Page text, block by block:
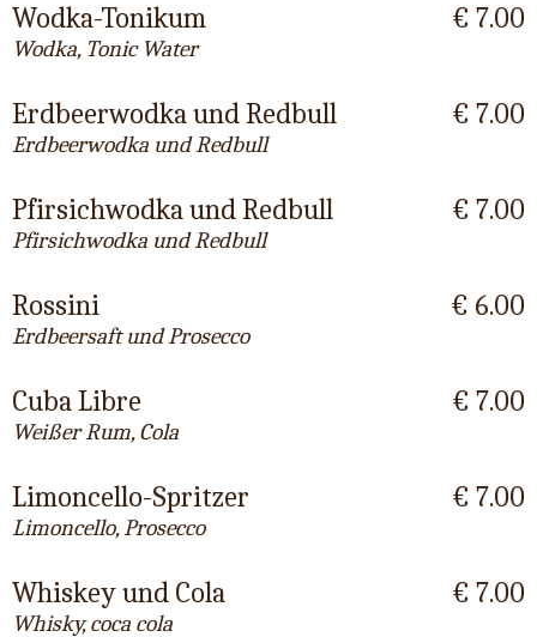
Wodka-Tonikum
Wodka, Tonic Water
€ 7.00
Erdbeerwodka und Redbull
Erdbeerwodka und Redbull
€ 7.00
Pfirsichwodka und Redbull
Pfirsichwodka und Redbull
€ 7.00
Rossini
Erdbeersaft und Prosecco
€ 6.00
Cuba Libre
Weißer Rum, Cola
€ 7.00
Limoncello-Spritzer
Limoncello, Prosecco
€ 7.00
Whiskey und Cola
Whisky, coca cola
€ 7.00